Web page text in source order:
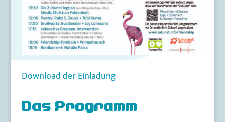
Download der Einladung
Das Programm